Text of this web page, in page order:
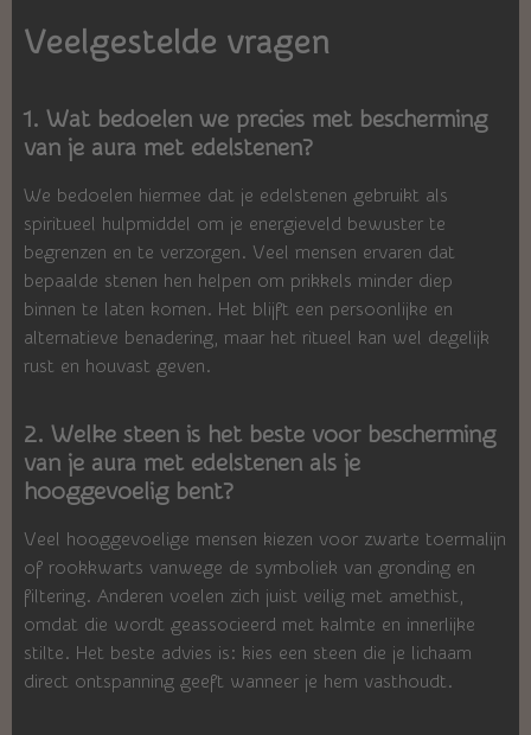
Veelgestelde vragen
1. Wat bedoelen we precies met bescherming
van je aura met edelstenen?
We bedoelen hiermee dat je edelstenen gebruikt als
spiritueel hulpmiddel om je energieveld bewuster te
begrenzen en te verzorgen. Veel mensen ervaren dat
bepaalde stenen hen helpen om prikkels minder diep
binnen te laten komen. Het blijft een persoonlijke en
alternatieve benadering, maar het ritueel kan wel degelijk
rust en houvast geven.
2. Welke steen is het beste voor bescherming
van je aura met edelstenen als je
hooggevoelig bent?
Veel hooggevoelige mensen kiezen voor zwarte toermalijn
of rookkwarts vanwege de symboliek van gronding en
filtering. Anderen voelen zich juist veilig met amethist,
omdat die wordt geassocieerd met kalmte en innerlijke
stilte. Het beste advies is: kies een steen die je lichaam
direct ontspanning geeft wanneer je hem vasthoudt.